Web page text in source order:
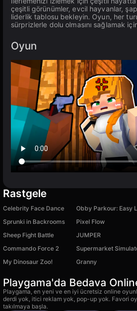
çeşitli görünümler, evcil hayvanlar,
liderlik tablosu bekleyin. Oyun, her
sürprizlerle dolu olmasını sağlamak
Oyun
Rastgele
Celebrity Face Dance
Sprunki in Backrooms
Pixel Flow
Sheep Fight Battle
JUMPER
Commando Force 2
My Dinosaur Zoo!
Granny
Playgama'da Bedava
Playgama, en yeni ve en iyi ücretsiz online
derdi yok, itici reklam yok, pop-up yok. Favori
takılmaya başla.